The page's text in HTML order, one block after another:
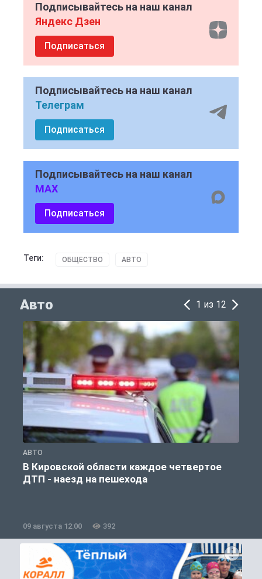
Подписывайтесь на наш канал
Яндекс Дзен
Подписаться
Подписывайтесь на наш канал
Телеграм
Подписаться
Подписывайтесь на наш канал
MAX
Подписаться
Теги: ОБЩЕСТВО АВТО
Авто 1 из 12
АВТО
В Кировской области каждое четвертое
ДТП - наезд на пешехода
09 августа 12:00 392